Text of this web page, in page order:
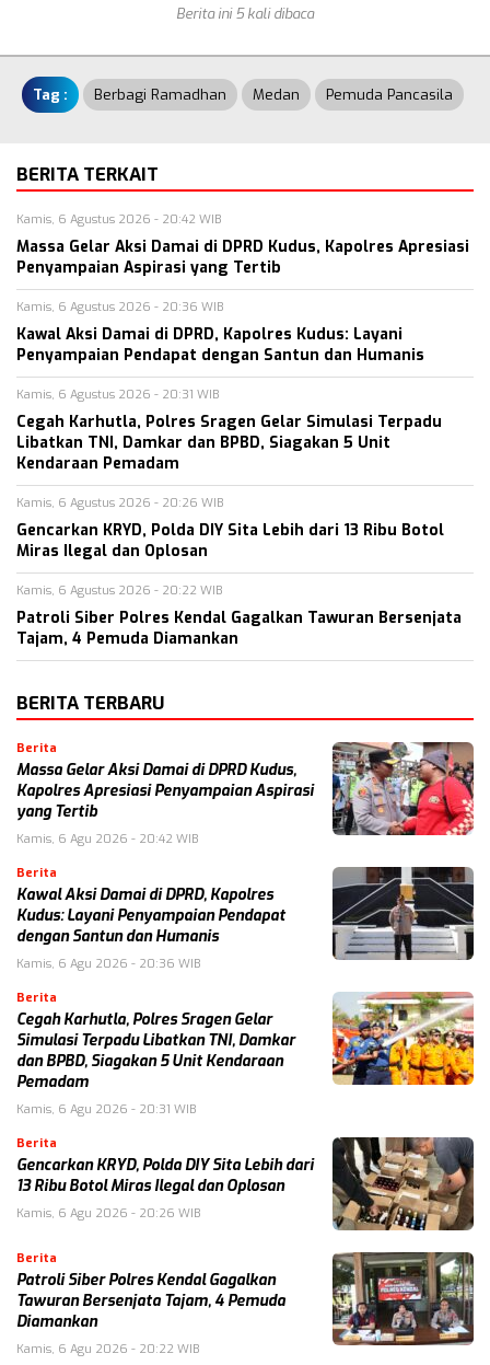
Berita ini 5 kali dibaca
Tag : Berbagi Ramadhan Medan Pemuda Pancasila
BERITA TERKAIT
Kamis, 6 Agustus 2026 - 20:42 WIB
Massa Gelar Aksi Damai di DPRD Kudus, Kapolres Apresiasi
Penyampaian Aspirasi yang Tertib
Kamis, 6 Agustus 2026 - 20:36 WIB
Kawal Aksi Damai di DPRD, Kapolres Kudus: Layani
Penyampaian Pendapat dengan Santun dan Humanis
Kamis, 6 Agustus 2026 - 20:31 WIB
Cegah Karhutla, Polres Sragen Gelar Simulasi Terpadu
Libatkan TNI, Damkar dan BPBD, Siagakan 5 Unit
Kendaraan Pemadam
Kamis, 6 Agustus 2026 - 20:26 WIB
Gencarkan KRYD, Polda DIY Sita Lebih dari 13 Ribu Botol
Miras Ilegal dan Oplosan
Kamis, 6 Agustus 2026 - 20:22 WIB
Patroli Siber Polres Kendal Gagalkan Tawuran Bersenjata
Tajam, 4 Pemuda Diamankan
BERITA TERBARU
Berita
Massa Gelar Aksi Damai di DPRD Kudus,
Kapolres Apresiasi Penyampaian Aspirasi
yang Tertib
Kamis, 6 Agu 2026 - 20:42 WIB
Berita
Kawal Aksi Damai di DPRD, Kapolres
Kudus: Layani Penyampaian Pendapat
dengan Santun dan Humanis
Kamis, 6 Agu 2026 - 20:36 WIB
Berita
Cegah Karhutla, Polres Sragen Gelar
Simulasi Terpadu Libatkan TNI, Damkar
dan BPBD, Siagakan 5 Unit Kendaraan
Pemadam
Kamis, 6 Agu 2026 - 20:31 WIB
Berita
Gencarkan KRYD, Polda DIY Sita Lebih dari
13 Ribu Botol Miras Ilegal dan Oplosan
Kamis, 6 Agu 2026 - 20:26 WIB
Berita
Patroli Siber Polres Kendal Gagalkan
Tawuran Bersenjata Tajam, 4 Pemuda
Diamankan
Kamis, 6 Agu 2026 - 20:22 WIB